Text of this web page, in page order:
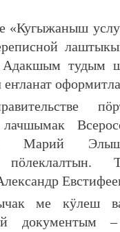
«Кугыжаныш
тудым
Марий
ме кӱлеш
документым –